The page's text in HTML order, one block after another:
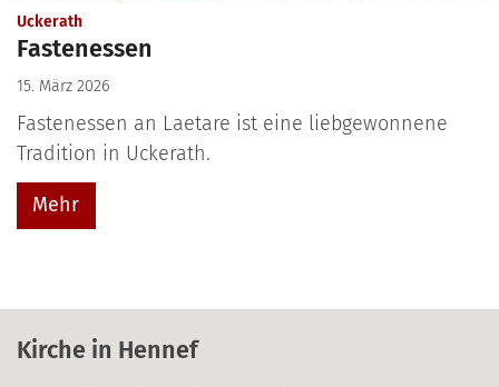
Uckerath:
Fastenessen
15. März 2026
Fastenessen an Laetare ist eine liebgewonnene
Tradition in Uckerath.
Mehr
Kirche in Hennef